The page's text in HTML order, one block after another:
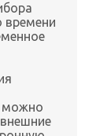
времени
можно